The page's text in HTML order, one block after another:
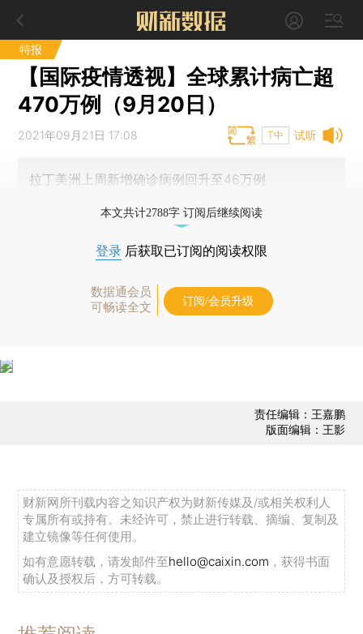
特报
【国际疫情透视】全球累计病亡超
470万例（9月20日）
试听
2021年09月21日 17:08 T中
拉丁美洲上周新增确诊病例回升至46万例
本文共计2788字 订阅后继续阅读
登录 后获取已订阅的阅读权限
数据通会员
可畅读全文
订阅/会员升级
责任编辑：王嘉鹏
版面编辑：王影
财新网所刊载内容之知识产权为财新传媒及/或相关权利人
专属所有或持有。未经许可，禁止进行转载、摘编、复制及
建立镜像等任何使用。
如有意愿转载，请发邮件至hello@caixin.com ，获得书面
确认及授权后，方可转载。